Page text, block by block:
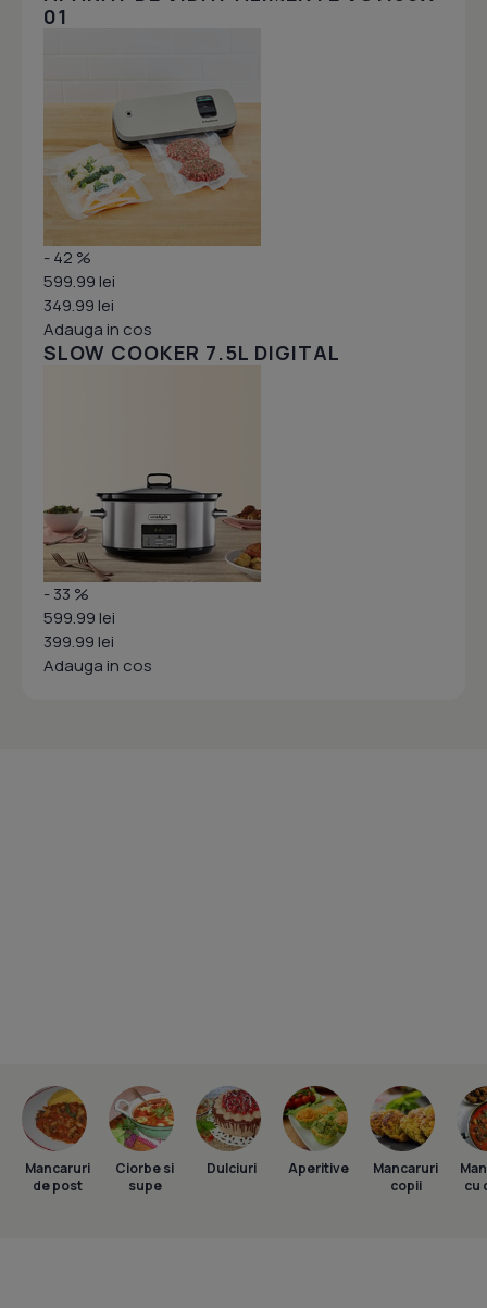
01
- 42 %
599.99 lei
349.99 lei
Adauga in cos
SLOW COOKER 7.5L DIGITAL
- 33 %
599.99 lei
399.99 lei
Adauga in cos
Mancaruri
de post
Ciorbe si
supe
Dulciuri Aperitive
Mancaruri
copii
cu